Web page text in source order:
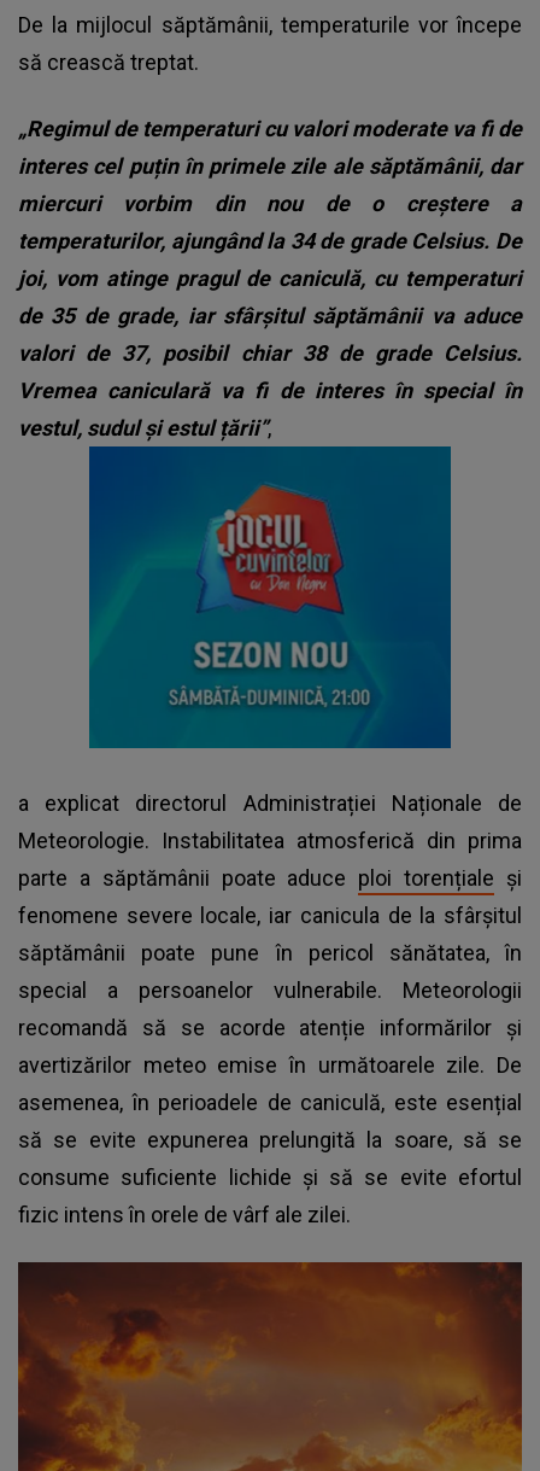
De la mijlocul săptămânii, temperaturile vor începe
să crească treptat.
„Regimul de temperaturi cu valori moderate va fi de
interes cel puțin în primele zile ale săptămânii, dar
miercuri vorbim din nou de o creștere a
temperaturilor, ajungând la 34 de grade Celsius. De
joi, vom atinge pragul de caniculă, cu temperaturi
de 35 de grade, iar sfârșitul săptămânii va aduce
valori de 37, posibil chiar 38 de grade Celsius.
Vremea caniculară va fi de interes în special în
vestul, sudul și estul țării”,
a explicat directorul Administrației Naționale de
Meteorologie. Instabilitatea atmosferică din prima
parte a săptămânii poate aduce ploi torențiale și
fenomene severe locale, iar canicula de la sfârșitul
săptămânii poate pune în pericol sănătatea, în
special a persoanelor vulnerabile. Meteorologii
recomandă să se acorde atenție informărilor și
avertizărilor meteo emise în următoarele zile. De
asemenea, în perioadele de caniculă, este esențial
să se evite expunerea prelungită la soare, să se
consume suficiente lichide și să se evite efortul
fizic intens în orele de vârf ale zilei.